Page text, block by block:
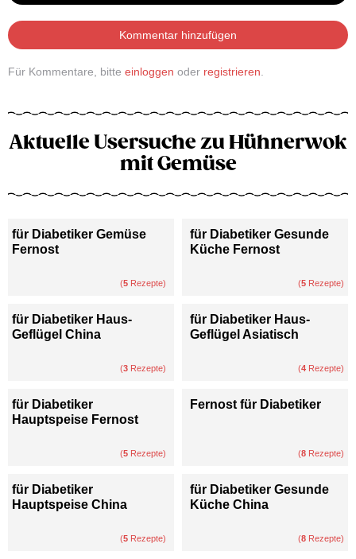
Kommentar hinzufügen
Für Kommentare, bitte einloggen oder registrieren
Aktuelle Usersuche zu Hühnerwok
mit Gemüse
für Diabetiker Gemüse
Fernost
(5 Rezepte)
für Diabetiker Gesunde
Küche Fernost
(5 Rezepte)
für Diabetiker Haus-
Geflügel China
(3 Rezepte)
für Diabetiker Haus-
Geflügel Asiatisch
(4 Rezepte)
für Diabetiker
Hauptspeise Fernost
(5 Rezepte)
Fernost für Diabetiker
(8 Rezepte)
für Diabetiker
Hauptspeise China
(5 Rezepte)
für Diabetiker Gesunde
Küche China
(8 Rezepte)